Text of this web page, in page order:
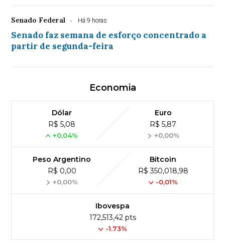
Senado Federal Há 9 horas
Senado faz semana de esforço concentrado a
partir de segunda-feira
Economia
Dólar
R$ 5,08
+0,04%
Euro
R$ 5,87
+0,00%
Peso Argentino
R$ 0,00
+0,00%
Bitcoin
R$ 350,018,98
-0,01%
Ibovespa
172,513,42 pts
-1.73%